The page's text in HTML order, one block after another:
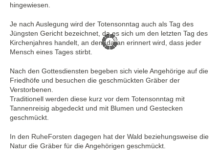
hingewiesen.
Je nach Auslegung wird der Totensonntag auch als Tag des
Jüngsten Gericht bezeichnet, da es sich um den letzten Tag des
Kirchenjahres handelt, an dem daran erinnert wird, dass jeder
Mensch eines Tages stirbt.
Nach den Gottesdiensten begeben sich viele Angehörige auf die
Friedhöfe und besuchen die geschmückten Gräber der
Verstorbenen.
Traditionell werden diese kurz vor dem Totensonntag mit
Tannenreisig abgedeckt und mit Blumen und Gestecken
geschmückt.
In den RuheForsten dagegen hat der Wald beziehungsweise die
Natur die Gräber für die Angehörigen geschmückt.